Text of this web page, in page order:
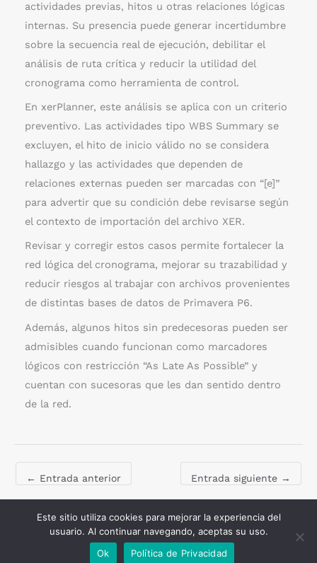
actividades previas, hitos u otras relaciones lógicas
internas. Su presencia puede generar incertidumbre
sobre la secuencia real de ejecución, debilitar el
análisis de ruta crítica y reducir la utilidad del
cronograma como herramienta de control.
En xerPlanner, este análisis se aplica con un criterio
preventivo. Las actividades tipo WBS Summary se
excluyen, el hito de inicio válido no se considera
hallazgo y las actividades que dependen de
relaciones externas pueden ser marcadas con “[e]”
para advertir que su condición debe revisarse según
el contexto de importación del archivo XER.
Revisar y corregir estos casos permite fortalecer la
red lógica del cronograma, mejorar su trazabilidad y
reducir riesgos al trabajar con archivos provenientes
de distintas bases de datos de Primavera P6.
Además, algunos hitos sin predecesoras pueden ser
admisibles cuando funcionan como marcadores
lógicos con restricción “As Late As Possible” y
cuentan con sucesoras que les dan sentido dentro
de la red.
← Entrada anterior Entrada siguiente →
Copyright © 2026 xerPlanner
Este sitio utiliza cookies para mejorar la experiencia del
usuario. Al continuar navegando, aceptas su uso.
Ok
Política de Privacidad